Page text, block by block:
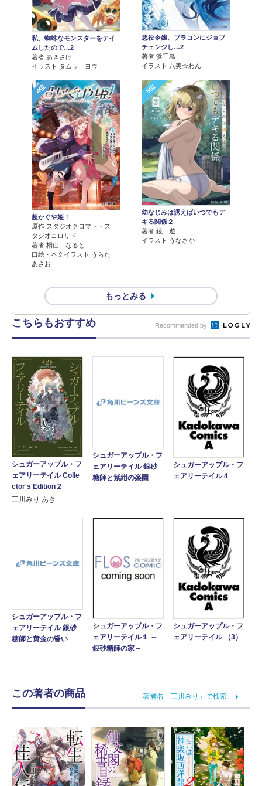
私、蜘蛛なモンスターをテイ
ムしたので…2
著者 あきさけ
イラスト タムラ ヨウ
悪役令嬢、ブラコンにジョブ
チェンジし…2
著者 浜千鳥
イラスト 八美☆わん
4位
超かぐや姫！
原作 スタジオクロマト・ス
タジオコロリド
著者 桐山 なると
口絵・本文イラスト うらた
あさお
5位
幼なじみは誘えばいつでもデ
キる関係２
著者 鏡 遊
イラスト うなさか
もっとみる
こちらもおすすめ Recommended by
シュガーアップル・フ
ェアリーテイル Colle
ctor's Edition２
三川みり あき
シュガーアップル・フ
ェアリーテイル 銀砂
糖師と紫紺の楽園
シュガーアップル・フ
ェアリーテイル 4
シュガーアップル・フ
ェアリーテイル 銀砂
糖師と黄金の誓い
シュガーアップル・フ
ェアリーテイル１ ～
銀砂糖師の家～
シュガーアップル・フ
ェアリーテイル （3）
この著者の商品 著者名「三川みり」で検索